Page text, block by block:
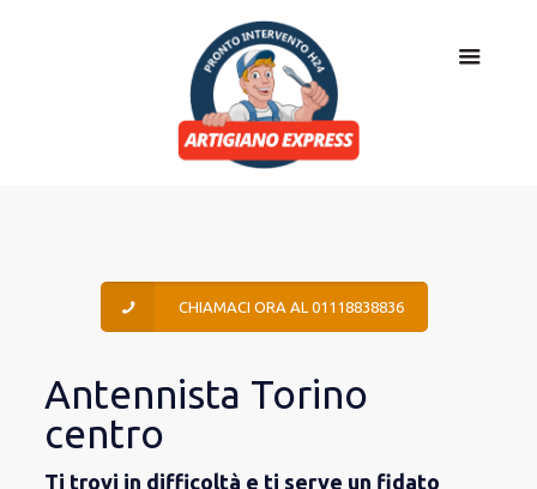
CHIAMACI ORA AL 01118838836
Antennista Torino
centro
Ti trovi in difficoltà e ti serve un fidato